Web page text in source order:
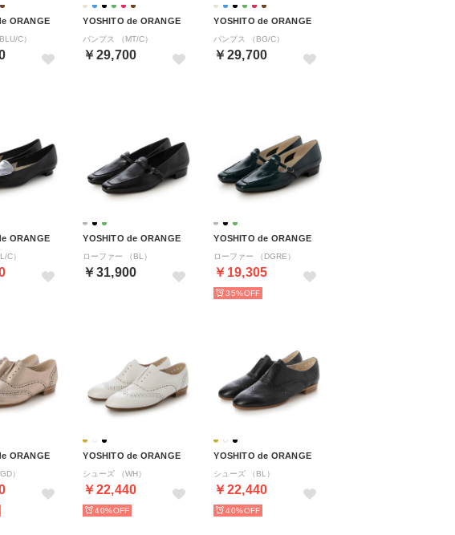
ORANGE
C）
YOSHITO de ORANGE
パンプス （MT/C）
￥29,700
YOSHITO de ORANGE
パンプス （BG/C）
￥29,700
ORANGE
C）
YOSHITO de ORANGE
ローファー （BL）
￥31,900
YOSHITO de ORANGE
ローファー （DGRE）
￥19,305
35%
ORANGE
）
YOSHITO de ORANGE
シューズ （WH）
￥22,440
40%
YOSHITO de ORANGE
シューズ （BL）
￥22,440
40%